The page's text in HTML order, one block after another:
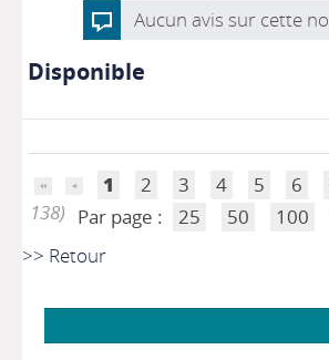
Aucun avis sur cette
Disponible
1 2 3 4 5 6
138) Par page : 25 50 100
>> Retour